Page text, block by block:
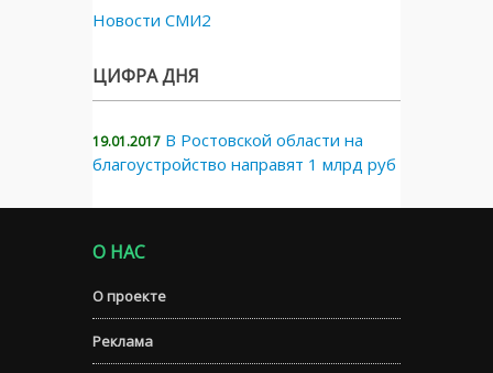
Новости СМИ2
ЦИФРА ДНЯ
19.01.2017 В Ростовской области на
благоустройство направят 1 млрд руб
О НАС
О проекте
Реклама